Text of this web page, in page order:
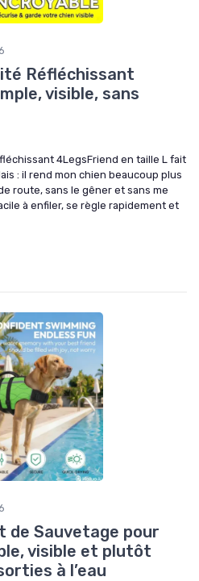
Réfléchissant
visible, sans
4LegsFriend en taille L fait
: il rend mon chien beaucoup plus
route, sans le gêner et sans me
à enfiler, se règle rapidement et
de Sauvetage pour
visible et plutôt
à l’eau